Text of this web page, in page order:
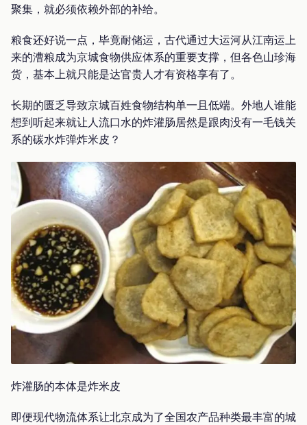
聚集，就必须依赖外部的补给。
粮食还好说一点，毕竟耐储运，古代通过大运河从江南运上
来的漕粮成为京城食物供应体系的重要支撑，但各色山珍海
货，基本上就只能是达官贵人才有资格享有了。
长期的匮乏导致京城百姓食物结构单一且低端。外地人谁能
想到听起来就让人流口水的炸灌肠居然是跟肉没有一毛钱关
系的碳水炸弹炸米皮？
炸灌肠的本体是炸米皮
即便现代物流体系让北京成为了全国农产品种类最丰富的城